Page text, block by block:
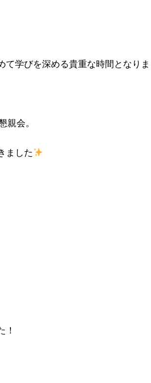
て学びを深める貴重な時間となり
親会。
ました
！